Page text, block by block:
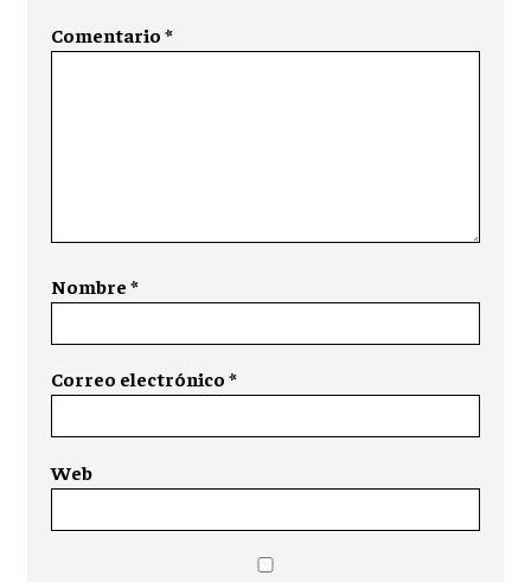
Comentario*
Nombre*
Correo electrónico*
Web